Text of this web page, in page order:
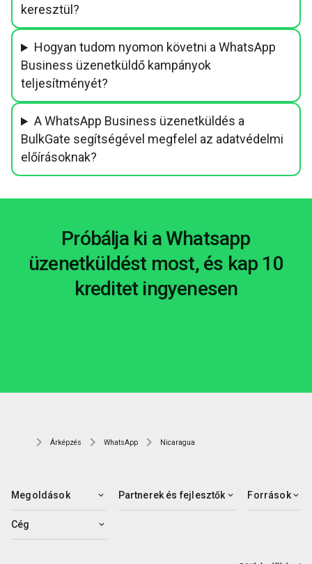
keresztül?
Hogyan tudom nyomon követni a WhatsApp
Business üzenetküldő kampányok
teljesítményét?
A WhatsApp Business üzenetküldés a
BulkGate segítségével megfelel az adatvédelmi
előírásoknak?
Próbálja ki a Whatsapp
üzenetküldést most, és kap 10
kreditet ingyenesen
Árképzés WhatsApp Nicaragua
Megoldások Partnerek és fejlesztők Források
Cég